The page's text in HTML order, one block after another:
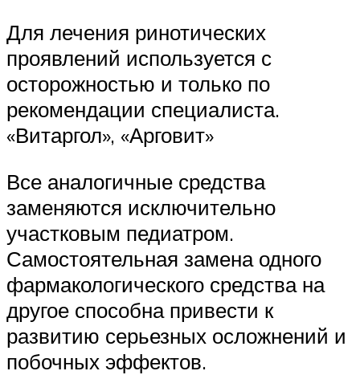
Для лечения ринотических
проявлений используется с
осторожностью и только по
рекомендации специалиста.
«Витаргол», «Арговит»
Все аналогичные средства
заменяются исключительно
участковым педиатром.
Самостоятельная замена одного
фармакологического средства на
другое способна привести к
развитию серьезных осложнений и
побочных эффектов.